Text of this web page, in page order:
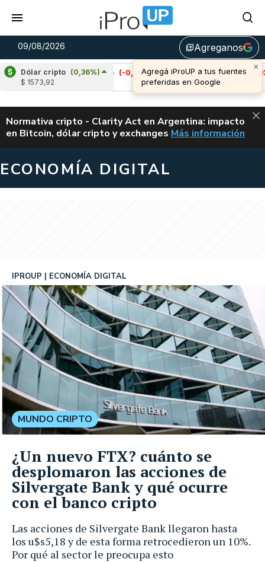
09/08/2026 library_addAgreganos
Dólar cripto (0,36%)
$ 1573,92
Cardano (-0,23%)
u$s 0,20
Avalanche
(-0,93%)
u$s 6,47
ALERTA
Normativa cripto - Clarity Act en Argentina: impacto
en Bitcoin, dólar cripto y exchanges CLARITY ACT EN
Más información
ECONOMÍA DIGITAL
Las acciones de Silvergate Bank llegaron hasta
los u$s5,18 y de esta forma retrocedieron un 10%.
Por qué al sector le preocupa esto
IPROUP ECONOMÍA DIGITAL
MUNDO CRIPTO
¿Un nuevo FTX? cuánto se
desplomaron las acciones de
Silvergate Bank y qué ocurre
con el banco cripto